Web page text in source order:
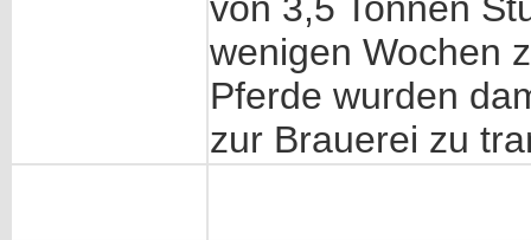
wenigen Wochen
Pferde wurden
zur Brauerei zu